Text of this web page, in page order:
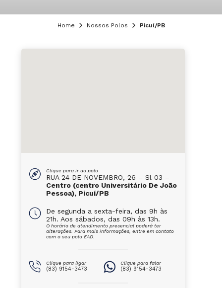
Home Nossos Polos Picuí/PB
Clique para ir ao polo
RUA 24 DE NOVEMBRO, 26 – Sl 03 –
Centro (centro Universitário De João
Pessoa), Picuí/PB
De segunda a sexta-feira, das 9h às
21h. Aos sábados, das 09h às 13h.
O horário de atendimento presencial poderá ter
alterações. Para mais informações, entre em contato
com o seu polo EAD.
Clique para ligar
(83) 9154-3473
Clique para falar
(83) 9154-3473